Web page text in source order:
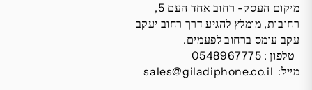
מיקום העסק- רחוב אחד העם 5,
רחובות, מומלץ להגיע דרך רחוב יעקב
עקב עומס ברחוב לפעמים.
טלפון : 0548967775
מייל: sales@giladiphone.co.il